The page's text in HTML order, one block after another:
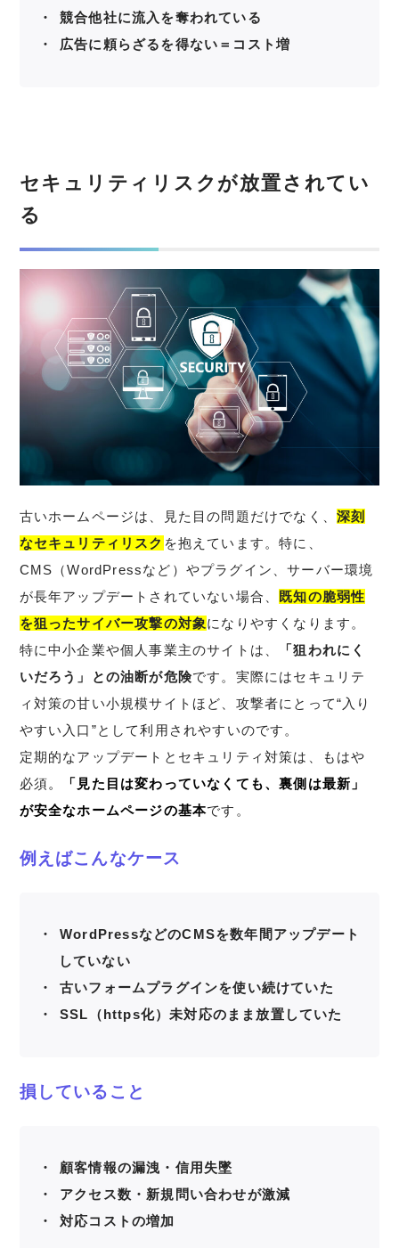
競合他社に流入を奪われている
広告に頼らざるを得ない＝コスト増
セキュリティリスクが放置されてい
る
古いホームページは、見た目の問題だけでなく、深刻
なセキュリティリスク を抱えています。特に、
CMS（WordPressなど）やプラグイン、サーバー環境
が長年アップデートされていない場合、
既知の脆弱性
を狙ったサイバー攻撃の対象になりやすくなります。
特に中小企業や個人事業主のサイトは、
「狙われにく
いだろう」との油断が危険です。実際にはセキュリテ
ィ対策の甘い小規模サイトほど、攻撃者にとって“入り
やすい入口”として利用されやすいのです。
定期的なアップデートとセキュリティ対策は、もはや
必須。
「見た目は変わっていなくても、裏側は最新」
が安全なホームページの基本です。
例えばこんなケース
WordPressなどのCMSを数年間アップデート
していない
古いフォームプラグインを使い続けていた
SSL（https化）未対応のまま放置していた
損していること
顧客情報の漏洩・信用失墜
アクセス数・新規問い合わせが激減
対応コストの増加